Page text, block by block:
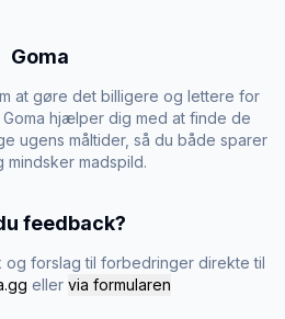
Goma
at gøre det billigere og lettere for
hjælper dig med at finde de
ugens måltider, så du både sparer
mindsker madspild.
feedback?
forslag til forbedringer direkte til
eller via formularen